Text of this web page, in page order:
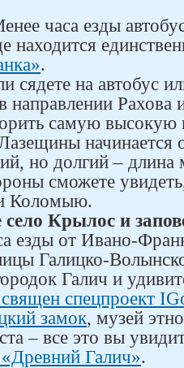
часа езды
находится
.
сядете на автобус
направлении
самую
начинается
но долгий –
сможете
Коломыю.
Крылос и
езды от Ивано-
Галицко-
Галич и
спецпроект
замок, музей
– все это вы
«Древний Галич».